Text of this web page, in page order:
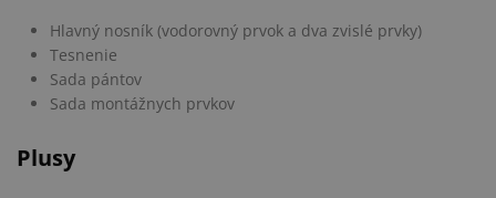
Hlavný nosník (vodorovný prvok a dva zvislé prvky)
Tesnenie
Sada pántov
Sada montážnych prvkov
Plusy